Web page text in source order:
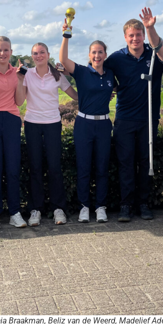
Beliz van de Weerd, Madelief